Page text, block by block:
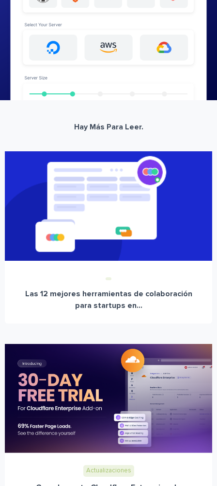
Hay Más Para Leer.
Las 12 mejores herramientas de colaboración
para startups en...
Actualizaciones